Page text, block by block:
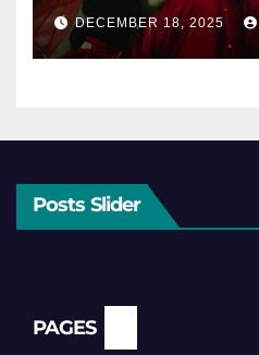
DECEMBER 18, 2025
Posts Slider
PAGES